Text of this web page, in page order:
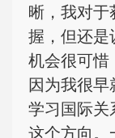
晰，我对于
握，但还是
机会很可惜
因为我很
学习国际关
这个方向。